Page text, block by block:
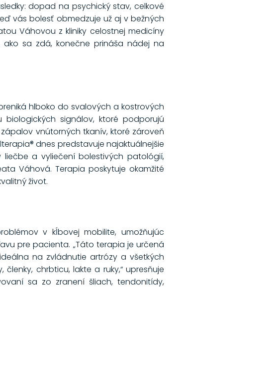
dopad na psychický stav, celkové
vás bolesť obmedzuje už aj v bežných
Váhovou z kliniky celostnej medicíny
ako sa zdá, konečne prináša nádej na
hlboko do svalových a kostrových
signálov, ktoré podporujú
vnútorných tkanív, ktoré zároveň
dnes predstavuje najaktuálnejšie
a vyliečení bolestivých patológií,
Váhová. Terapia poskytuje okamžité
život.
v kĺbovej mobilite, umožňujúc
pre pacienta. „Táto terapia je určená
na zvládnutie artrózy a všetkých
chrbticu, lakte a ruky,“ upresňuje
sa zo zranení šliach, tendonitídy,